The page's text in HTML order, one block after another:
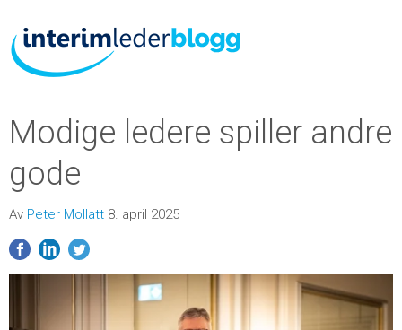
Modige ledere spiller andre
gode
Av Peter Mollatt 8. april 2025